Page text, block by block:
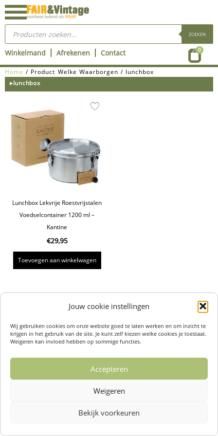
Jouw cookie instellingen
Wij gebruiken cookies om onze website goed te laten werken en om inzicht te
krijgen in het gebruik van de site. Je kunt zelf kiezen welke cookies je toestaat.
Weigeren kan invloed hebben op sommige functies.
Accepteren
Weigeren
Bekijk voorkeuren
Ga
naar
inhoud
Producten
zoeken ZOEKEN
Winkelmand Afrekenen Contact 0
Home / Product Welke Waarborgen / lunchbox
▸lunchbox
Lunchbox Lekvrije Roestvrijstalen
Voedselcontainer 1200 ml –
Kantine
€29,95
Toevoegen aan winkelwagen